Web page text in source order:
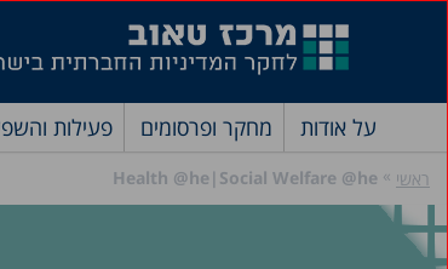
על אודות מחקר ופרסומים פעילות
ראשי »
Health @he|Social Welfare @he